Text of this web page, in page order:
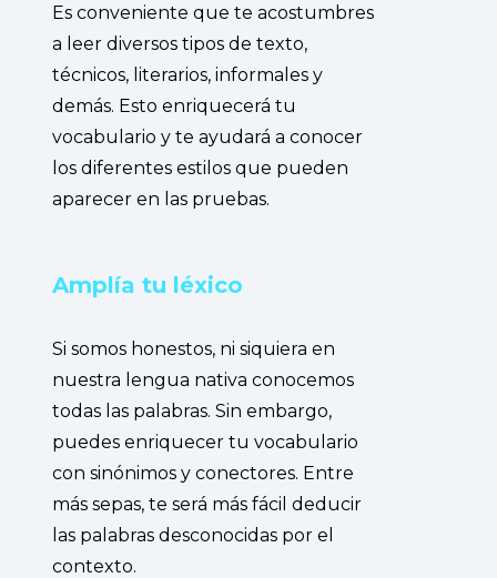
Es conveniente que te acostumbres
a leer diversos tipos de texto,
técnicos, literarios, informales y
demás. Esto enriquecerá tu
vocabulario y te ayudará a conocer
los diferentes estilos que pueden
aparecer en las pruebas.
Amplía tu léxico
Si somos honestos, ni siquiera en
nuestra lengua nativa conocemos
todas las palabras. Sin embargo,
puedes enriquecer tu vocabulario
con sinónimos y conectores. Entre
más sepas, te será más fácil deducir
las palabras desconocidas por el
contexto.